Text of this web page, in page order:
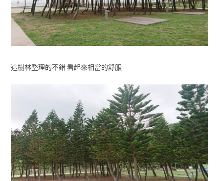
這樹林整理的不錯 看起來相當的舒服